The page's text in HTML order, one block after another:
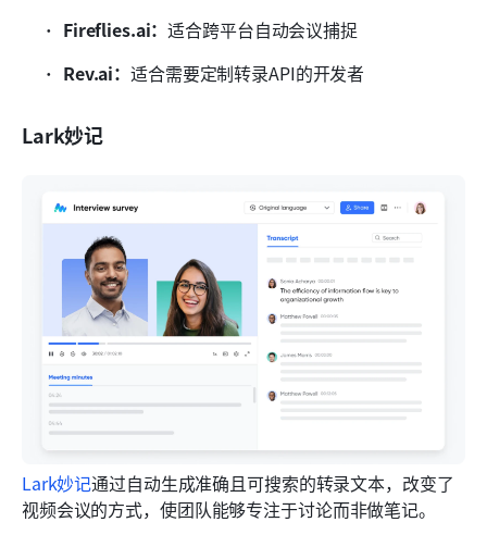
Fireflies.ai：适合跨平台自动会议捕捉
Rev.ai：适合需要定制转录API的开发者
Lark妙记
Lark妙记通过自动生成准确且可搜索的转录文本，改变了
视频会议的方式，使团队能够专注于讨论而非做笔记。